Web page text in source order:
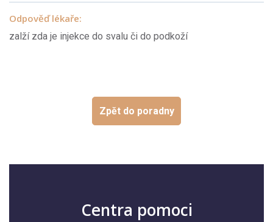
Odpověď lékaře:
zalží zda je injekce do svalu či do podkoží
Zpět do poradny
Centra pomoci